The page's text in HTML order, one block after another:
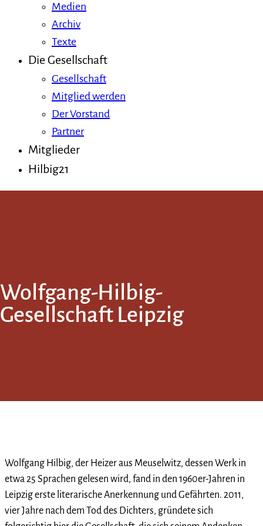
Medien
Archiv
Texte
Die Gesellschaft
Gesellschaft
Mitglied werden
Der Vorstand
Partner
Mitglieder
Hilbig21
Wolfgang-Hilbig-
Gesellschaft Leipzig
Wolfgang Hilbig, der Heizer aus Meuselwitz, dessen Werk in
etwa 25 Sprachen gelesen wird, fand in den 1960er-Jahren in
Leipzig erste literarische Anerkennung und Gefährten. 2011,
vier Jahre nach dem Tod des Dichters, gründete sich